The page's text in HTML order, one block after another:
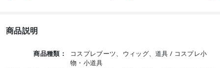
商品説明
商品種類：
コスプレブーツ、ウィッグ、道具 / コスプレ小
物・小道具